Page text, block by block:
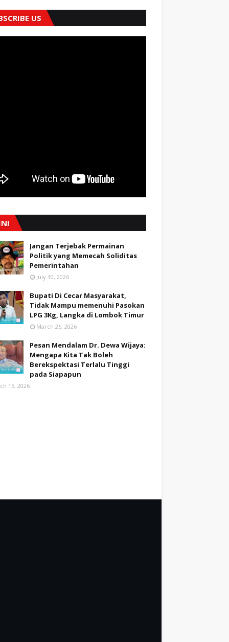
US
Jangan Terjebak Permainan
Politik yang Memecah Soliditas
Pemerintahan
July 30, 2026
Bupati Di Cecar Masyarakat,
Tidak Mampu memenuhi Pasokan
LPG 3Kg, Langka di Lombok Timur
March 26, 2026
Pesan Mendalam Dr. Dewa Wijaya:
Mengapa Kita Tak Boleh
Berekspektasi Terlalu Tinggi
pada Siapapun
15, 2026